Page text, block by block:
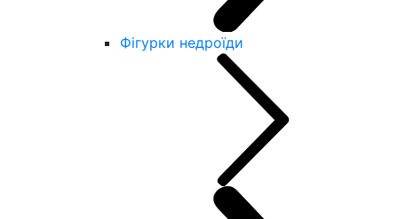
Фігурки недроїди